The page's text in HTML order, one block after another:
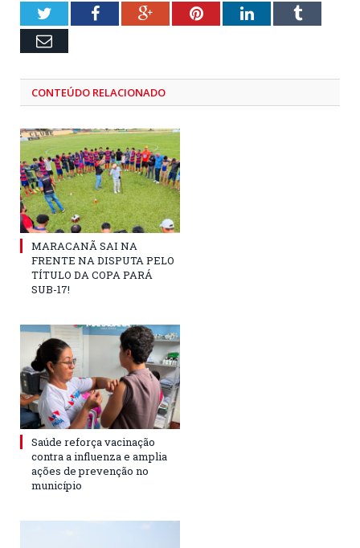
TwitterFacebookGoogle+PinterestLinkedInTumblr
Email
CONTEÚDO RELACIONADO
MARACANÃ SAI NA
FRENTE NA DISPUTA PELO
TÍTULO DA COPA PARÁ
SUB-17!
Saúde reforça vacinação
contra a influenza e amplia
ações de prevenção no
município